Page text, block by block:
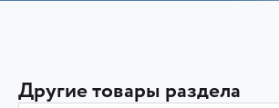
Другие товары раздела